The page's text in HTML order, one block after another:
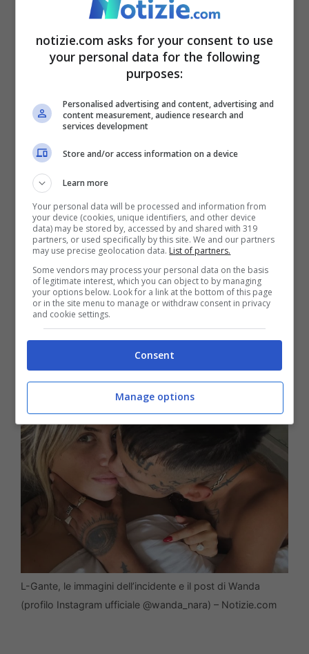
La famiglia aveva noleggiato un quad per
cose non sono andate come previsto.
Secondo quanto riferito dal portale
L-Gante
fortunatamente da solo, ha perso il
controllo del veicolo sulla sabbia, proprio a
due passi dal bagnasciuga. Il quad si è
letteralmente bloccato in una curva,
ribaltandosi violentemente.
L-Gante, le immagini dell’incidente e il post di Wanda
(profilo Instagram ufficiale @wanda_nara) – Notizie.com
notizie.com asks for your consent to use
your personal data for the following
purposes:
Personalised advertising and content, advertising and
content measurement, audience research and
services development
Store and/or access information on a device
Learn more
Your personal data will be processed and information from
your device (cookies, unique identifiers, and other device
data) may be stored by, accessed by and shared with 319
partners, or used specifically by this site. We and our partners
may use precise geolocation data. List of partners.
Some vendors may process your personal data on the basis
of legitimate interest, which you can object to by managing
your options below. Look for a link at the bottom of this page
or in the site menu to manage or withdraw consent in privacy
and cookie settings.
Consent
Manage options